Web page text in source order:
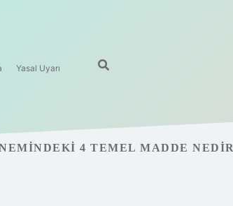
Yasal Uyarı
4 TEMEL MADDE NEDIR